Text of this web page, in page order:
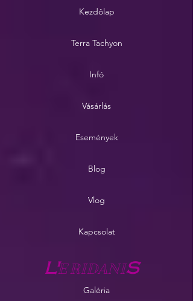
Kezdôlap
Terra Tachyon
Infó
Vásárlás
Események
Blog
Vlog
Kapcsolat
L'ERIDANIS
Galéria